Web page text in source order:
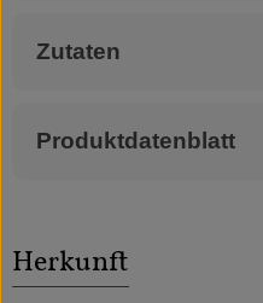
Zutaten
Produktdatenblatt
Herkunft